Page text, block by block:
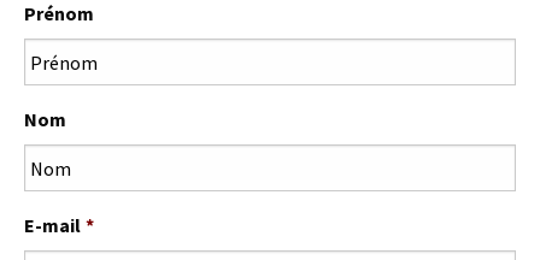
Prénom
Nom
E-mail *